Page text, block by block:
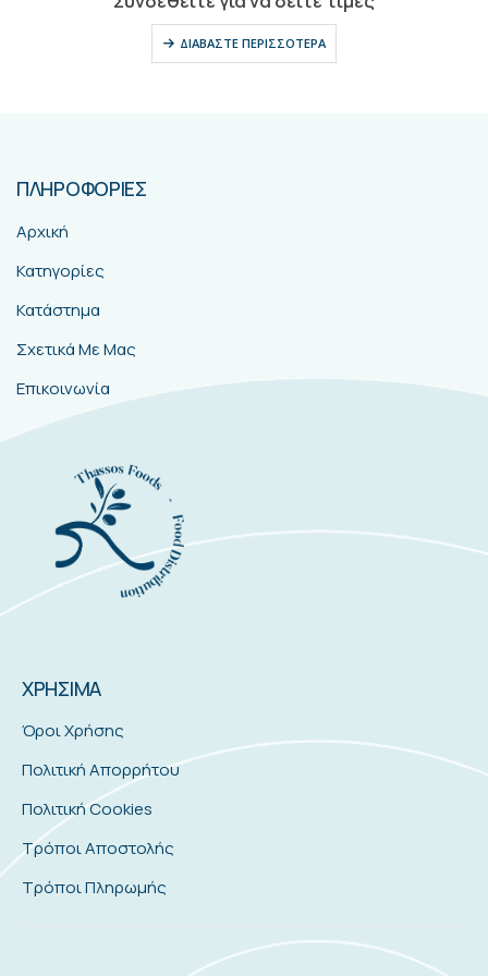
ΔΙΑΒΆΣΤΕ ΠΕΡΙΣΣΌΤΕΡΑ
ΠΛΗΡΟΦΟΡΙΕΣ
Αρχική
Κατηγορίες
Κατάστημα
Σχετικά Με Μας
Επικοινωνία
ΧΡΗΣΙΜΑ
Όροι Χρήσης
Πολιτική Απορρήτου
Πολιτική Cookies
Τρόποι Αποστολής
Τρόποι Πληρωμής